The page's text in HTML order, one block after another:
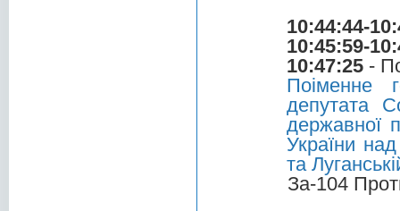
10:44:44-
10:45:59-
10:47:25 -
Поіменне
депутата
державної
України
та
За-104